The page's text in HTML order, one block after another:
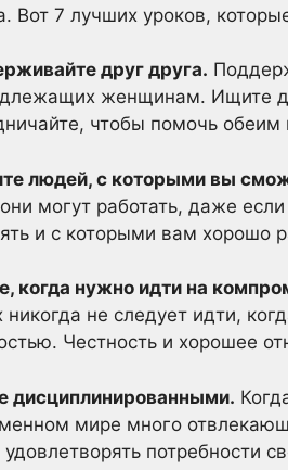
Вот 7 лучших уроков,
друг друга.
женщинам. Ищите
чтобы помочь
людей, с которыми вы
могут работать, даже
и с которыми вам хорошо
когда нужно идти на
никогда не следует идти,
Честность и хорошее
дисциплинированными.
мире много
потребности